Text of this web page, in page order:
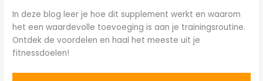
In deze blog leer je hoe dit supplement werkt en waarom
het een waardevolle toevoeging is aan je trainingsroutine.
Ontdek de voordelen en haal het meeste uit je
fitnessdoelen!